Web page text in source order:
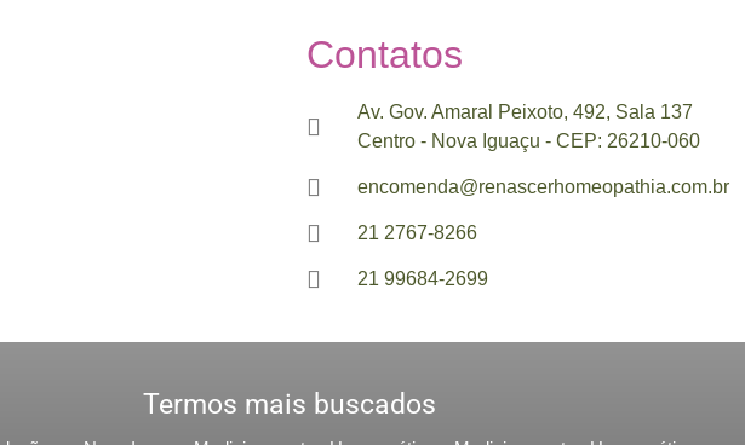
Contatos
Av. Gov. Amaral Peixoto, 492, Sala 137
Centro - Nova Iguaçu - CEP: 26210-060
encomenda@renascerhomeopathia.com.br
21 2767-8266
21 99684-2699
Termos mais buscados